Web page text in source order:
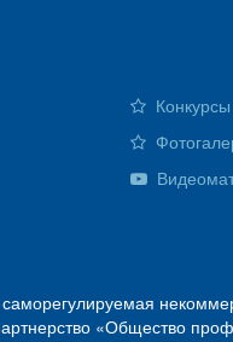
«Общество